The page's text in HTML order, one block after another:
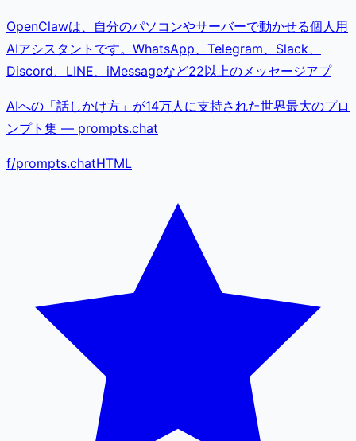
OpenClawは、自分のパソコンやサーバーで動かせる個人用
AIアシスタントです。WhatsApp、Telegram、Slack、
Discord、LINE、iMessageなど22以上のメッセージアプ
AIへの「話しかけ方」が14万人に支持された世界最大のプロ
ンプト集 — prompts.chat
f/prompts.chatHTML